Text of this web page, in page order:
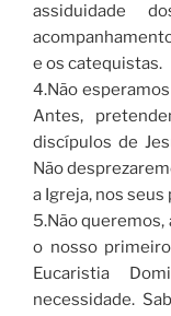
assiduidade
e os catequistas.
4.Não
Antes,
discípulos de
Não
a Igreja, nos
5.Não queremos,
o nosso
Eucaristia
necessidade.